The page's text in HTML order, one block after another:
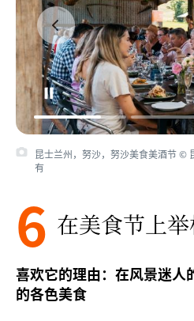
昆士兰州，努沙，努沙美食美酒节 ©
有
6 在美食节上
喜欢它的理由：在风景迷人
的各色美食